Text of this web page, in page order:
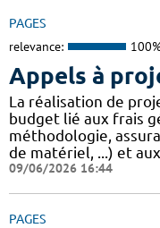
PAGES
relevance:
Appels à
La réalisation de
budget lié aux frais
méthodologie,
de matériel, ...) et
09/06/2026 16:44
PAGES